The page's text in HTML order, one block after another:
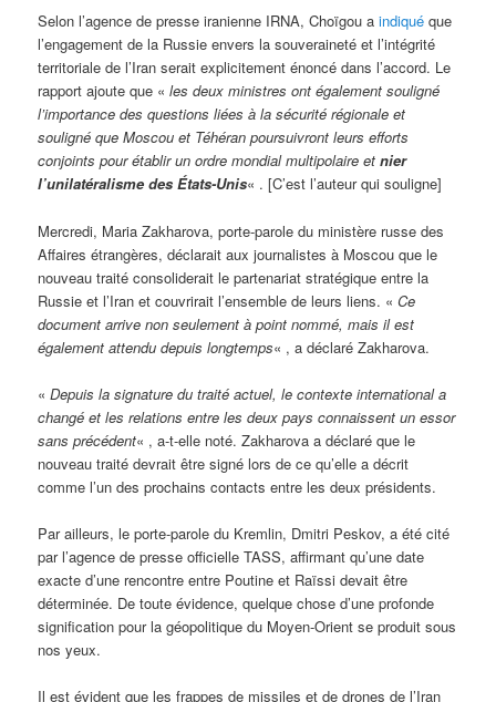
Selon l’agence de presse iranienne IRNA, Choïgou aindiqué que
l’engagement de la Russie envers la souveraineté et l’intégrité
territoriale de l’Iran serait explicitement énoncé dans l’accord. Le
rapport ajoute que «les deux ministres ont également souligné
l’importance des questions liées à la sécurité régionale et
souligné que Moscou et Téhéran poursuivront leurs efforts
conjoints pour établir un ordre mondial multipolaire etnier
l’unilatéralisme des États-Unis« . [C’est l’auteur qui souligne]
Mercredi, Maria Zakharova, porte-parole du ministère russe des
Affaires étrangères, déclarait aux journalistes à Moscou que le
nouveau traité consoliderait le partenariat stratégique entre la
Russie et l’Iran et couvrirait l’ensemble de leurs liens. «Ce
document arrive non seulement à point nommé, mais il est
également attendu depuis longtemps« , a déclaré Zakharova.
«Depuis la signature du traité actuel, le contexte international a
changé et les relations entre les deux pays connaissent un essor
sans précédent« , a-t-elle noté. Zakharova a déclaré que le
nouveau traité devrait être signé lors de ce qu’elle a décrit
comme l’un des prochains contacts entre les deux présidents.
Par ailleurs, le porte-parole du Kremlin, Dmitri Peskov, a été cité
par l’agence de presse officielle TASS, affirmant qu’une date
exacte d’une rencontre entre Poutine et Raïssi devait être
déterminée. De toute évidence, quelque chose d’une profonde
signification pour la géopolitique du Moyen-Orient se produit sous
nos yeux.
Il est évident que les frappes de missiles et de drones de l’Iran